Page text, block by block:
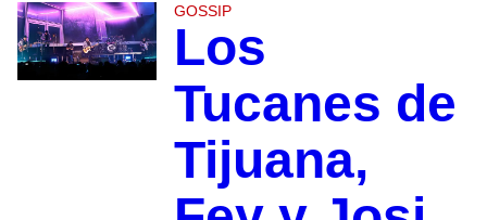
GOSSIP
Los
Tucanes de
Tijuana,